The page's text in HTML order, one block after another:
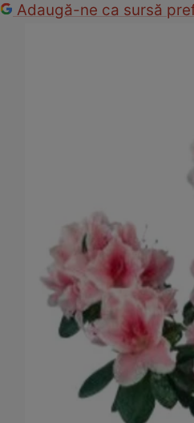
Adaugă-ne ca sursă